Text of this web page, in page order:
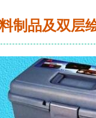
制品及双层